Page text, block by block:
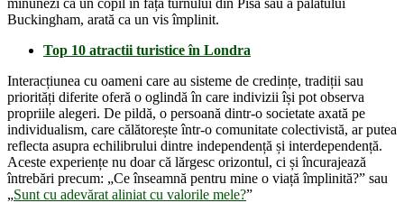
minunezi ca un copil în fața turnului din Pisa sau a palatului
Buckingham, arată ca un vis împlinit.
Top 10 atractii turistice în Londra
Interacțiunea cu oameni care au sisteme de credințe, tradiții sau
priorități diferite oferă o oglindă în care indivizii își pot observa
propriile alegeri. De pildă, o persoană dintr-o societate axată pe
individualism, care călătorește într-o comunitate colectivistă, ar putea
reflecta asupra echilibrului dintre independență și interdependență.
Aceste experiențe nu doar că lărgesc orizontul, ci și încurajează
întrebări precum: „Ce înseamnă pentru mine o viață împlinită?” sau
„Sunt cu adevărat aliniat cu valorile mele?”